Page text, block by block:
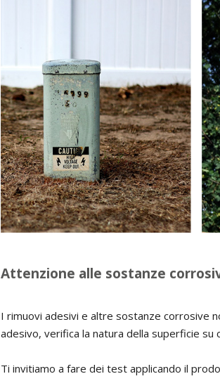
Attenzione alle sostanze
I rimuovi adesivi e altre sostanze corrosive
adesivo, verifica la natura della superficie su
Ti invitiamo a fare dei test applicando il